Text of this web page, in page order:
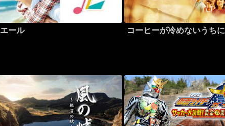
エール コーヒーが冷めないうちに